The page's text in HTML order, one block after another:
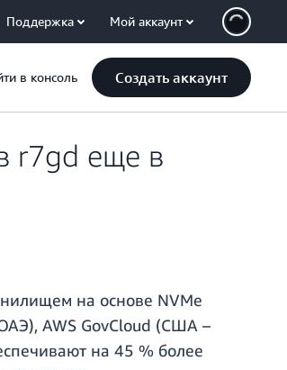
Поддержка Мой аккаунт
в консоль Создать аккаунт
r7gd еще в
на основе NVMe
AWS GovCloud (США –
на 45 % более